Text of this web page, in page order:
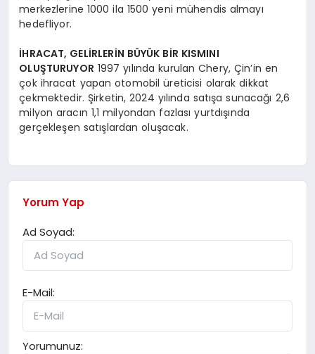
merkezlerine 1000 ila 1500 yeni mühendis almayı
hedefliyor.
İHRACAT, GELİRLERİN BÜYÜK BİR KISMINI
OLUŞTURUYOR 1997 yılında kurulan Chery, Çin’in en
çok ihracat yapan otomobil üreticisi olarak dikkat
çekmektedir. Şirketin, 2024 yılında satışa sunacağı 2,6
milyon aracın 1,1 milyondan fazlası yurtdışında
gerçekleşen satışlardan oluşacak.
Yorum Yap
Ad Soyad:
E-Mail:
Yorumunuz: